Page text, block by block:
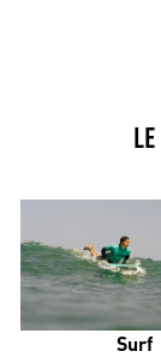
Surf